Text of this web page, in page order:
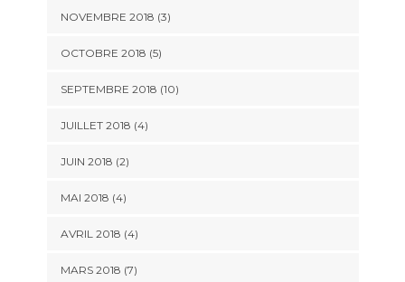
NOVEMBRE 2018 (3)
OCTOBRE 2018 (5)
SEPTEMBRE 2018 (10)
JUILLET 2018 (4)
JUIN 2018 (2)
MAI 2018 (4)
AVRIL 2018 (4)
MARS 2018 (7)